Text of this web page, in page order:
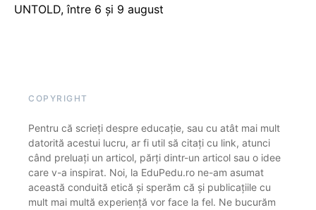
UNTOLD, între 6 și 9 august
COPYRIGHT
Pentru că scrieți despre educație, sau cu atât mai mult
datorită acestui lucru, ar fi util să citați cu link, atunci
când preluați un articol, părți dintr-un articol sau o idee
care v-a inspirat. Noi, la EduPedu.ro ne-am asumat
această conduită etică și sperăm că și publicațiile cu
mult mai multă experiență vor face la fel. Ne bucurăm